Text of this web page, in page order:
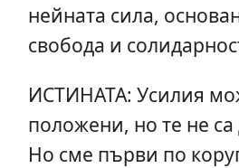
нейната сила,
свобода и
ИСТИНАТА: Усилия
положени, но те не са
Но сме първи по